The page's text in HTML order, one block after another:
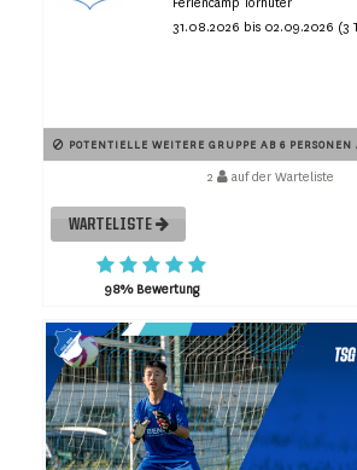
31.08.2026 bis 02.09.2026 (3
POTENTIELLE WEITERE GRUPPE AB 6
2 auf der Warteliste
WARTELISTE
98% Bewertung